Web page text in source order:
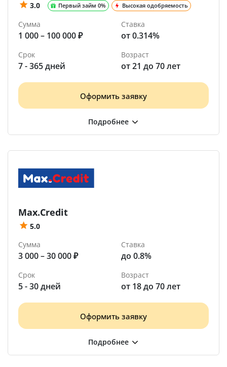
3.0 Первый займ 0% Высокая одобряемость
Сумма
1 000 – 100 000 ₽
Ставка
от 0.314%
Срок
7 - 365 дней
Возраст
от 21 до 70 лет
Оформить заявку
Max.Credit
5.0
Сумма
3 000 – 30 000 ₽
Ставка
до 0.8%
Срок
5 - 30 дней
Возраст
от 18 до 70 лет
Оформить заявку